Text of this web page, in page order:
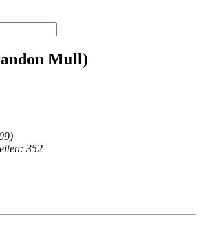
Mull)
352